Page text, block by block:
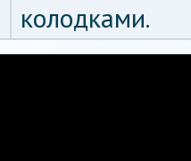
колодками.